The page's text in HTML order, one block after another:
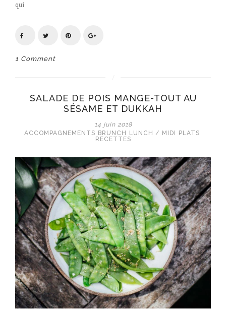
qui
1 Comment
SALADE DE POIS MANGE-TOUT AU
SÉSAME ET DUKKAH
14 juin 2018
ACCOMPAGNEMENTS BRUNCH LUNCH / MIDI
PLATS
RECETTES